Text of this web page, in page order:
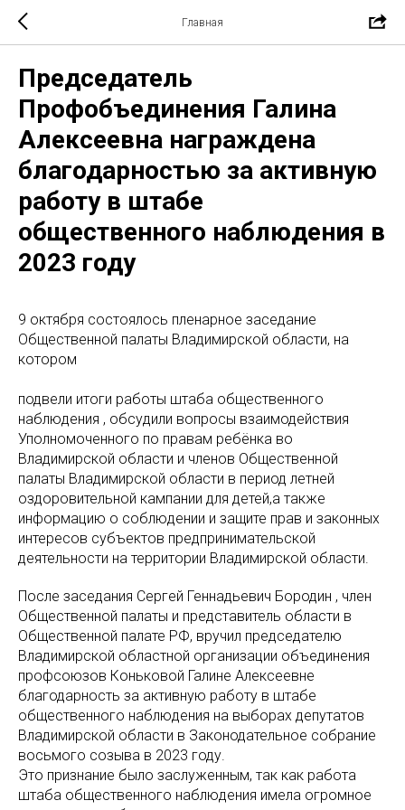
Главная
Председатель
Профобъединения Галина
Алексеевна награждена
благодарностью за активную
работу в штабе
общественного наблюдения в
2023 году
9 октября состоялось пленарное заседание
Общественной палаты Владимирской области, на
котором
подвели итоги работы штаба общественного
наблюдения , обсудили вопросы взаимодействия
Уполномоченного по правам ребёнка во
Владимирской области и членов Общественной
палаты Владимирской области в период летней
оздоровительной кампании для детей,а также
информацию о соблюдении и защите прав и законных
интересов субъектов предпринимательской
деятельности на территории Владимирской области.
После заседания Сергей Геннадьевич Бородин , член
Общественной палаты и представитель области в
Общественной палате РФ, вручил председателю
Владимирской областной организации объединения
профсоюзов Коньковой Галине Алексеевне
благодарность за активную работу в штабе
общественного наблюдения на выборах депутатов
Владимирской области в Законодательное собрание
восьмого созыва в 2023 году.
Это признание было заслуженным, так как работа
штаба общественного наблюдения имела огромное